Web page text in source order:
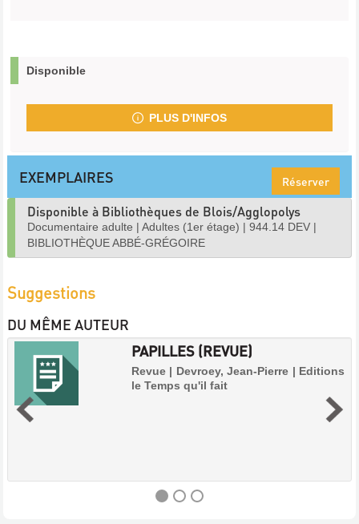
Disponible
PLUS D'INFOS
EXEMPLAIRES Réserver
Disponible à Bibliothèques de Blois/Agglopolys
Documentaire adulte | Adultes (1er étage) | 944.14 DEV |
BIBLIOTHÈQUE ABBÉ-GRÉGOIRE
Suggestions
DU MÊME AUTEUR
PAPILLES (REVUE)
Revue | Devroey, Jean-Pierre | Editions
le Temps qu'il fait